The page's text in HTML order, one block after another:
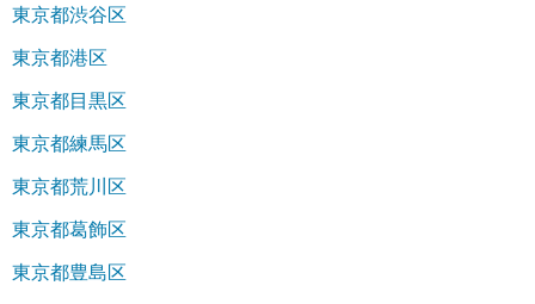
東京都渋谷区
東京都港区
東京都目黒区
東京都練馬区
東京都荒川区
東京都葛飾区
東京都豊島区